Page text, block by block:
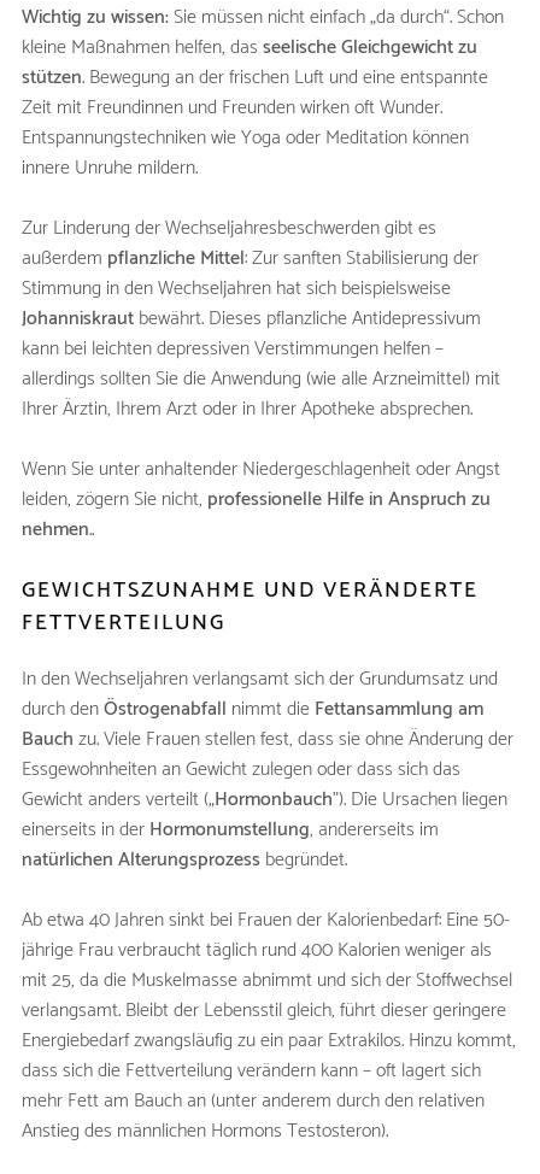
Wichtig zu wissen:Sie müssen nicht einfach „da durch“. Schon
kleine Maßnahmen helfen, dasseelische Gleichgewicht zu
stützen. Bewegung an der frischen Luft und eine entspannte
Zeit mit Freundinnen und Freunden wirken oft Wunder.
Entspannungstechniken wie Yoga oder Meditation können
innere Unruhe mildern.
Zur Linderung der Wechseljahresbeschwerden gibt es
außerdem pflanzliche Mittel: Zur sanften Stabilisierung der
Stimmung in den Wechseljahren hat sich beispielsweise
Johanniskrautbewährt. Dieses pflanzliche Antidepressivum
kann bei leichten depressiven Verstimmungen helfen –
allerdings sollten Sie die Anwendung (wie alle Arzneimittel) mit
Ihrer Ärztin, Ihrem Arzt oder in Ihrer Apotheke absprechen.
Wenn Sie unter anhaltender Niedergeschlagenheit oder Angst
leiden, zögern Sie nicht, professionelle Hilfe in Anspruch zu
nehmen..
GEWICHTSZUNAHME UND VERÄNDERTE
FETTVERTEILUNG
In den Wechseljahren verlangsamt sich der Grundumsatz und
durch denÖstrogenabfall nimmt dieFettansammlung am
Bauchzu. Viele Frauen stellen fest, dass sie ohne Änderung der
Essgewohnheiten an Gewicht zulegen oder dass sich das
Gewicht anders verteilt („Hormonbauch”). Die Ursachen liegen
einerseits in derHormonumstellung, andererseits im
natürlichen Alterungsprozessbegründet.
Ab etwa 40 Jahren sinkt bei Frauen der Kalorienbedarf: Eine 50-
jährige Frau verbraucht täglich rund 400 Kalorien weniger als
mit 25, da die Muskelmasse abnimmt und sich der Stoffwechsel
verlangsamt. Bleibt der Lebensstil gleich, führt dieser geringere
Energiebedarf zwangsläufig zu ein paar Extrakilos. Hinzu kommt,
dass sich die Fettverteilung verändern kann – oft lagert sich
mehr Fett am Bauch an (unter anderem durch den relativen
Anstieg des männlichen Hormons Testosteron).